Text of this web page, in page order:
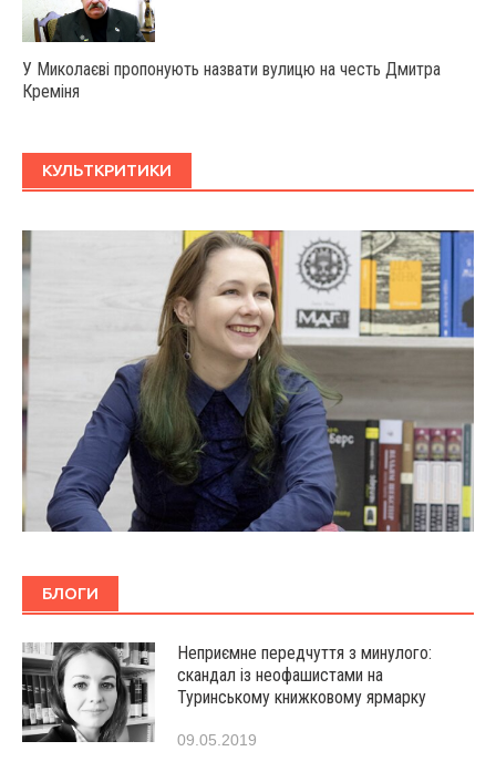
У Миколаєві пропонують назвати вулицю на честь Дмитра
Креміня
КУЛЬТКРИТИКИ
БЛОГИ
Неприємне передчуття з минулого:
скандал із неофашистами на
Туринському книжковому ярмарку
09.05.2019